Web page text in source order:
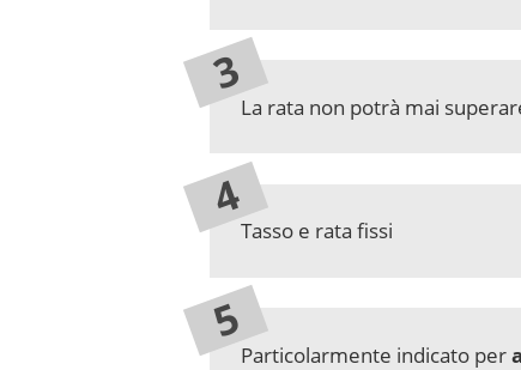
La rata non potrà mai
Tasso e rata fissi
Particolarmente indicato per